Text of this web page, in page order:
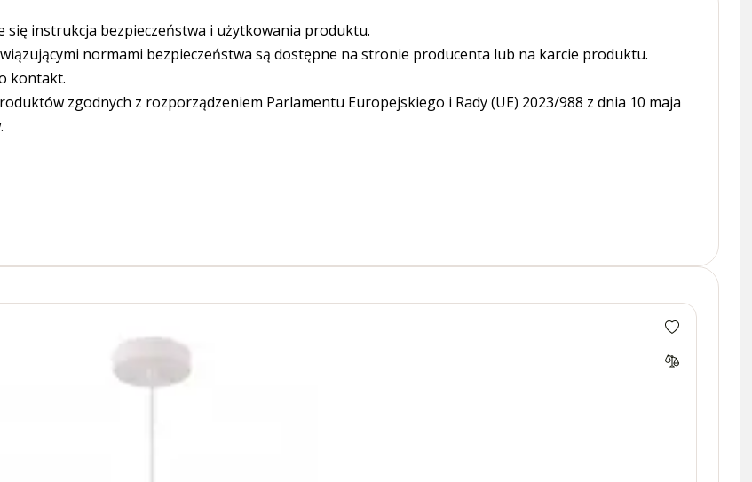
się instrukcja bezpieczeństwa i użytkowania produktu.
normami bezpieczeństwa są dostępne na stronie producenta lub na karcie produktu.
kontakt.
zgodnych z rozporządzeniem Parlamentu Europejskiego i Rady (UE) 2023/988 z dnia 10 maja